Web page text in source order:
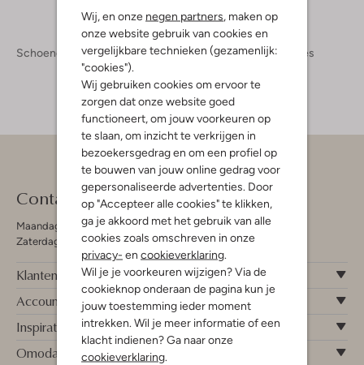
Wij, en onze negen partners, maken op
onze website gebruik van cookies en
vergelijkbare technieken (gezamenlijk:
"cookies").
Wij gebruiken cookies om ervoor te
zorgen dat onze website goed
functioneert, om jouw voorkeuren op
te slaan, om inzicht te verkrijgen in
bezoekersgedrag en om een profiel op
te bouwen van jouw online gedrag voor
gepersonaliseerde advertenties. Door
op "Accepteer alle cookies" te klikken,
ga je akkoord met het gebruik van alle
cookies zoals omschreven in onze
privacy- en cookieverklaring.
Wil je je voorkeuren wijzigen? Via de
cookieknop onderaan de pagina kun je
jouw toestemming ieder moment
intrekken. Wil je meer informatie of een
klacht indienen? Ga naar onze
cookieverklaring.
Schoenen Kinderschoenen Meisjes Boots Meisjes
Contact
Maandag - Vrijdag 09:00 - 19:00 uur
Zaterdag 09:00 - 17:00 uur
Klantenservice
Account
Inspiratie
Omoda